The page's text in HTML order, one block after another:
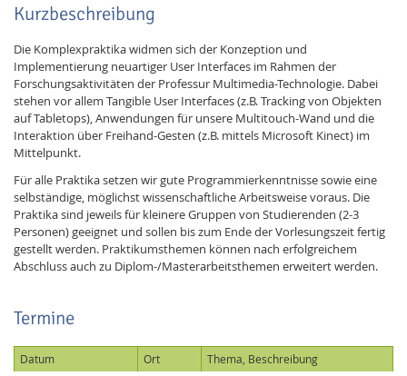
Kurzbeschreibung
Die Komplexpraktika widmen sich der Konzeption und
Implementierung neuartiger User Interfaces im Rahmen der
Forschungsaktivitäten der Professur Multimedia-Technologie. Dabei
stehen vor allem Tangible User Interfaces (z.B. Tracking von Objekten
auf Tabletops), Anwendungen für unsere Multitouch-Wand und die
Interaktion über Freihand-Gesten (z.B. mittels Microsoft Kinect) im
Mittelpunkt.
Für alle Praktika setzen wir gute Programmierkenntnisse sowie eine
selbständige, möglichst wissenschaftliche Arbeitsweise voraus. Die
Praktika sind jeweils für kleinere Gruppen von Studierenden (2-3
Personen) geeignet und sollen bis zum Ende der Vorlesungszeit fertig
gestellt werden. Praktikumsthemen können nach erfolgreichem
Abschluss auch zu Diplom-/Masterarbeitsthemen erweitert werden.
Termine
Datum Ort Thema, Beschreibung